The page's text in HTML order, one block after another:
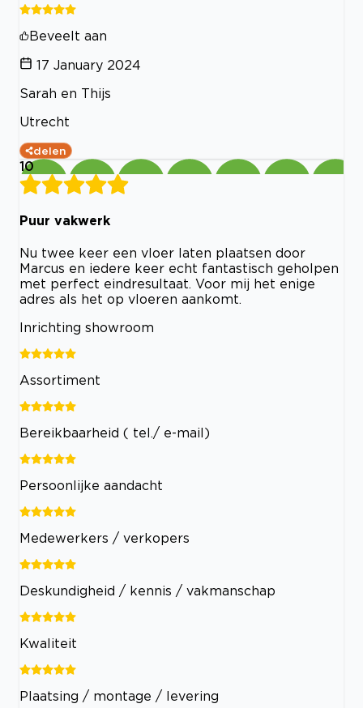
Beveelt aan
17 January 2024
Sarah en Thijs
Utrecht
delen
10
Puur vakwerk
Nu twee keer een vloer laten plaatsen door
Marcus en iedere keer echt fantastisch geholpen
met perfect eindresultaat. Voor mij het enige
adres als het op vloeren aankomt.
Inrichting showroom
Assortiment
Bereikbaarheid ( tel./ e-mail)
Persoonlijke aandacht
Medewerkers / verkopers
Deskundigheid / kennis / vakmanschap
Kwaliteit
Plaatsing / montage / levering